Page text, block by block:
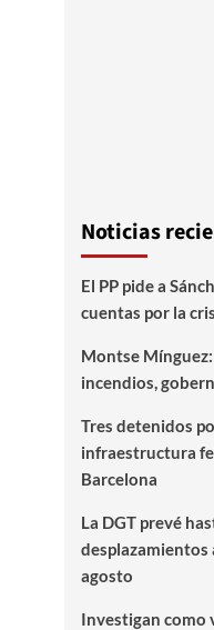
Noticias
El PP pide a
cuentas por la
Montse
incendios,
Tres detenidos
infraestructura
Barcelona
La DGT prevé
desplazamientos
agosto
Investigan como